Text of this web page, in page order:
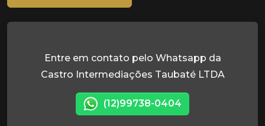
Entre em contato pelo Whatsapp da
Castro Intermediações Taubaté LTDA
(12)99738-0404